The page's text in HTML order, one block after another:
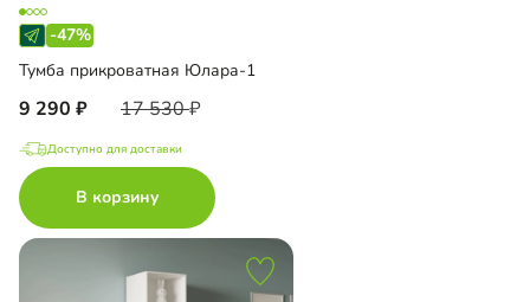
-47%
Тумба прикроватная Юлара-1
9 290 17 530
Доступно для доставки
В корзину